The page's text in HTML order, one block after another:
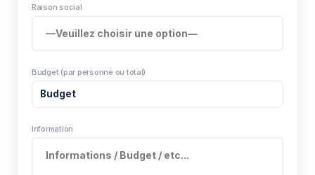
Raison social
Budget (par personne ou total)
Information